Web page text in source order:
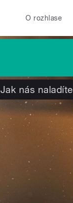
O rozhlase
Jak nás naladíte